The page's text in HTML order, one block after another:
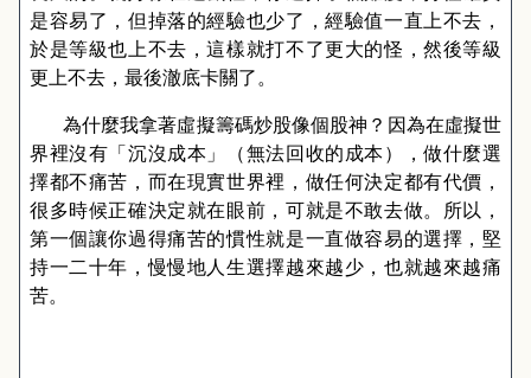
是容易了，但掉落的經驗也少了，經驗值一直上不去，
於是等級也上不去，這樣就打不了更大的怪，然後等級
更上不去，最後澈底卡關了。
為什麼我拿著虛擬籌碼炒股像個股神？因為在虛擬世
界裡沒有「沉沒成本」（無法回收的成本），做什麼選
擇都不痛苦，而在現實世界裡，做任何決定都有代價，
很多時候正確決定就在眼前，可就是不敢去做。所以，
第一個讓你過得痛苦的慣性就是一直做容易的選擇，堅
持一二十年，慢慢地人生選擇越來越少，也就越來越痛
苦。